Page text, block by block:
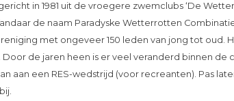
in 1981 uit de vroegere zwemclubs ‘De
de naam Paradyske Wetterrotten
met ongeveer 150 leden van jong tot oud.
de jaren heen is er veel veranderd binnen de
aan een RES-wedstrijd (voor recreanten). Pas